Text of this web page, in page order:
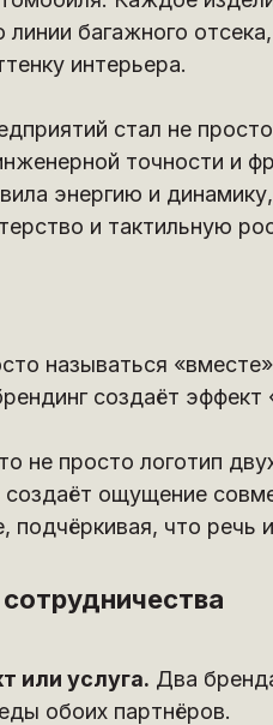
багажного
интерьера.
стал не
точности и
энергию и
и тактильную
называться
создаёт
не просто логотип
ощущение
что речь
или услуга. Два
обоих партнёров.